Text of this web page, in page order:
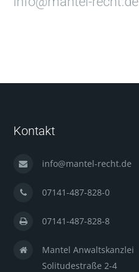
Kontakt
info@mantel-recht.de
07141-487-828-0
07141-487-828-8
Mantel Anwaltskanzlei
Solitudestraße 2-4